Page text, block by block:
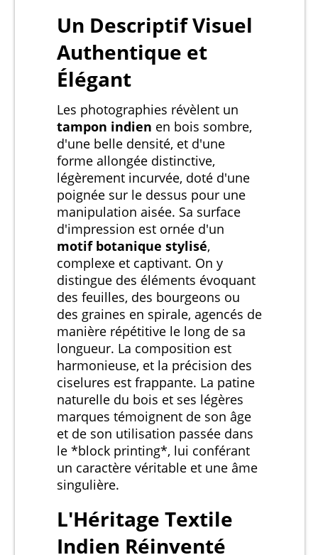
Un Descriptif Visuel
Authentique et
Élégant
Les photographies révèlent un
tampon indien en bois sombre,
d'une belle densité, et d'une
forme allongée distinctive,
légèrement incurvée, doté d'une
poignée sur le dessus pour une
manipulation aisée. Sa surface
d'impression est ornée d'un
motif botanique stylisé,
complexe et captivant. On y
distingue des éléments évoquant
des feuilles, des bourgeons ou
des graines en spirale, agencés de
manière répétitive le long de sa
longueur. La composition est
harmonieuse, et la précision des
ciselures est frappante. La patine
naturelle du bois et ses légères
marques témoignent de son âge
et de son utilisation passée dans
le *block printing*, lui conférant
un caractère véritable et une âme
singulière.
L'Héritage Textile
Indien Réinventé